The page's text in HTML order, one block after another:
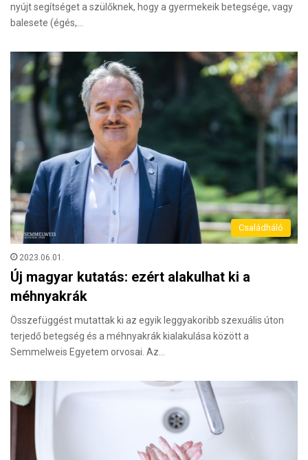
nyújt segítséget a szülőknek, hogy a gyermekeik betegsége, vagy
balesete (égés,…
Családháló
2023.06.01.
Új magyar kutatás: ezért alakulhat ki a
méhnyakrák
Összefüggést mutattak ki az egyik leggyakoribb szexuális úton
terjedő betegség és a méhnyakrák kialakulása között a
Semmelweis Egyetem orvosai. Az…